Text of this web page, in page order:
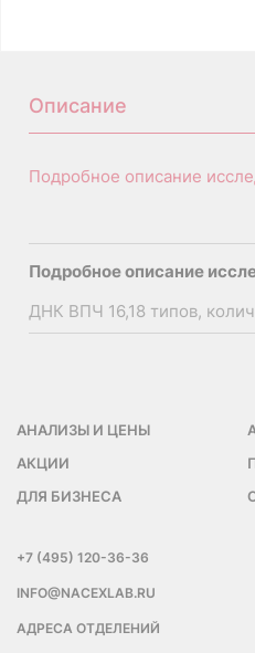
Описание
Подробное описание
Подробное описание
ДНК ВПЧ 16,18 типов,
АНАЛИЗЫ И ЦЕНЫ
АКЦИИ
ДЛЯ БИЗНЕСА
+7 (495) 120-36-36
INFO@NACEXLAB.RU
АДРЕСА ОТДЕЛЕНИЙ